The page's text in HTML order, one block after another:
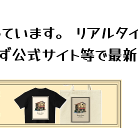
ます。 リアルタ
式サイト等で最新